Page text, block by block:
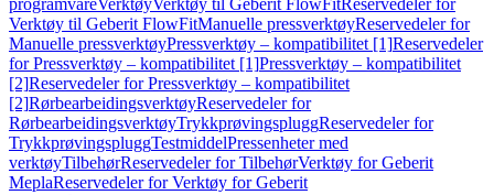
programvareVerktøyVerktøy til Geberit FlowFitReservedeler for
Verktøy til Geberit FlowFitManuelle pressverktøyReservedeler for
Manuelle pressverktøyPressverktøy – kompatibilitet [1]Reservedeler
for Pressverktøy – kompatibilitet [1]Pressverktøy – kompatibilitet
[2]Reservedeler for Pressverktøy – kompatibilitet
[2]RørbearbeidingsverktøyReservedeler for
RørbearbeidingsverktøyTrykkprøvingspluggReservedeler for
TrykkprøvingspluggTestmiddelPressenheter med
verktøyTilbehørReservedeler for TilbehørVerktøy for Geberit
MeplaReservedeler for Verktøy for Geberit